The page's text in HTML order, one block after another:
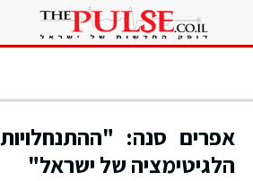
אפרים סנה:
הלגיטימציה של ישראל"